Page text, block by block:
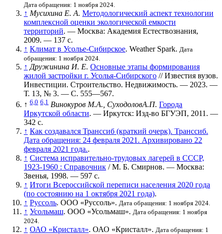
Дата обращения: 1 ноября 2024.
↑ Мусихина Е. А. Методологический аспект технологии
комплексной оценки экологической емкости
территорий. — Москва: Академия Естествознания,
2009. — 137 с.
↑ Климат в Усолье-Сибирское. Weather Spark. Дата
обращения: 1 ноября 2024.
↑ Дружинина И. Е. Основные этапы формирования
жилой застройки г. Усолья-Сибирского // Известия вузов.
Инвестиции. Строительство. Недвижимость. — 2023. —
Т. 13, № 3. — С. 555—567.
↑ 6,0 6,1 Винокуров М.А., СуходоловА.П. Города
Иркутской области. — Иркутск: Изд-во БГУЭП, 2011. —
342 с.
↑ Как создавался Транссиб (краткий очерк). Транссиб.
Дата обращения: 24 февраля 2021. Архивировано 22
февраля 2021 года..
↑ Система исправительно-трудовых лагерей в СССР,
1923-1960 : Справочник / М. Б. Смирнов. — Москва:
Звенья, 1998. — 597 с.
↑ Итоги Всероссийской переписи населения 2020 года
(по состоянию на 1 октября 2021 года).
↑ Руссоль. ООО «Руссоль». Дата обращения: 1 ноября 2024.
↑ Усольмаш. ООО «Усольмаш». Дата обращения: 1 ноября
2024.
↑ ОАО «Кристалл». ОАО «Кристалл». Дата обращения: 1